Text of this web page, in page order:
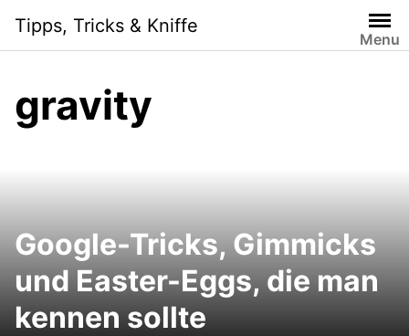
content
Tipps, Tricks & Kniffe
Menu
gravity
Google-Tricks, Gimmicks
und Easter-Eggs, die man
kennen sollte